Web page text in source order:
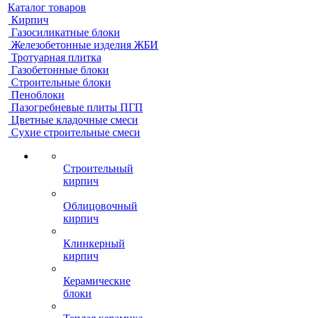
Каталог товаров
Кирпич
Газосиликатные блоки
Железобетонные изделия ЖБИ
Тротуарная плитка
Газобетонные блоки
Строительные блоки
Пеноблоки
Пазогребневые плиты ПГП
Цветные кладочные смеси
Сухие строительные смеси
Строительный
кирпич
Облицовочный
кирпич
Клинкерный
кирпич
Керамические
блоки